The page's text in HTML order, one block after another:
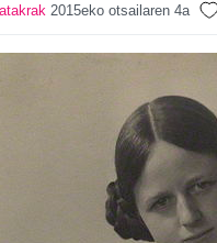
2015eko otsailaren 4a